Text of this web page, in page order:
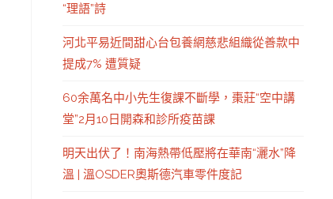
“理語”詩
河北平易近間甜心台包養網慈悲組織從善款中
提成7% 遭質疑
60余萬名中小先生復課不斷學，棗莊“空中講
堂”2月10日開森和診所疫苗課
明天出伏了！南海熱帶低壓將在華南“灑水”降
溫 | 溫OSDER奧斯德汽車零件度記